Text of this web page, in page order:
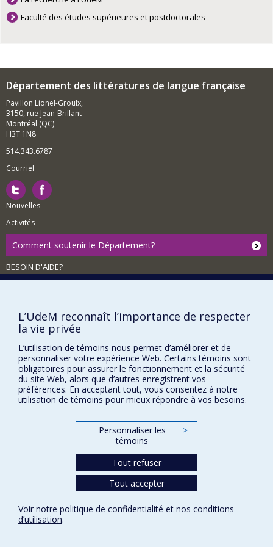
l’esthétique de Carbone 14 se trouverait dans cet
Faculté des études supérieures et postdoctorales
Département des littératures de langue française
Pavillon Lionel-Groulx,
3150, rue Jean-Brillant
Montréal (QC)
H3T 1N8
514.343.6787
Courriel
Nouvelles
Activités
Comment soutenir le Département?
BESOIN D'AIDE?
Plan du site
Accessibilité
Nos départements et écoles
Nos centres d'études
Nos programmes et cours
Conditions d’utilisation
L’UdeM reconnaît l’importance de respecter
la vie privée
L’utilisation de témoins nous permet d’améliorer et de
personnaliser votre expérience Web. Certains témoins sont
obligatoires pour assurer le fonctionnement et la sécurité
du site Web, alors que d’autres enregistrent vos
préférences. En acceptant tout, vous consentez à notre
utilisation de témoins pour mieux répondre à vos besoins.
Personnaliser les
témoins
>
Tout refuser
Tout accepter
Voir notre politique de confidentialité et nos conditions
d’utilisation.